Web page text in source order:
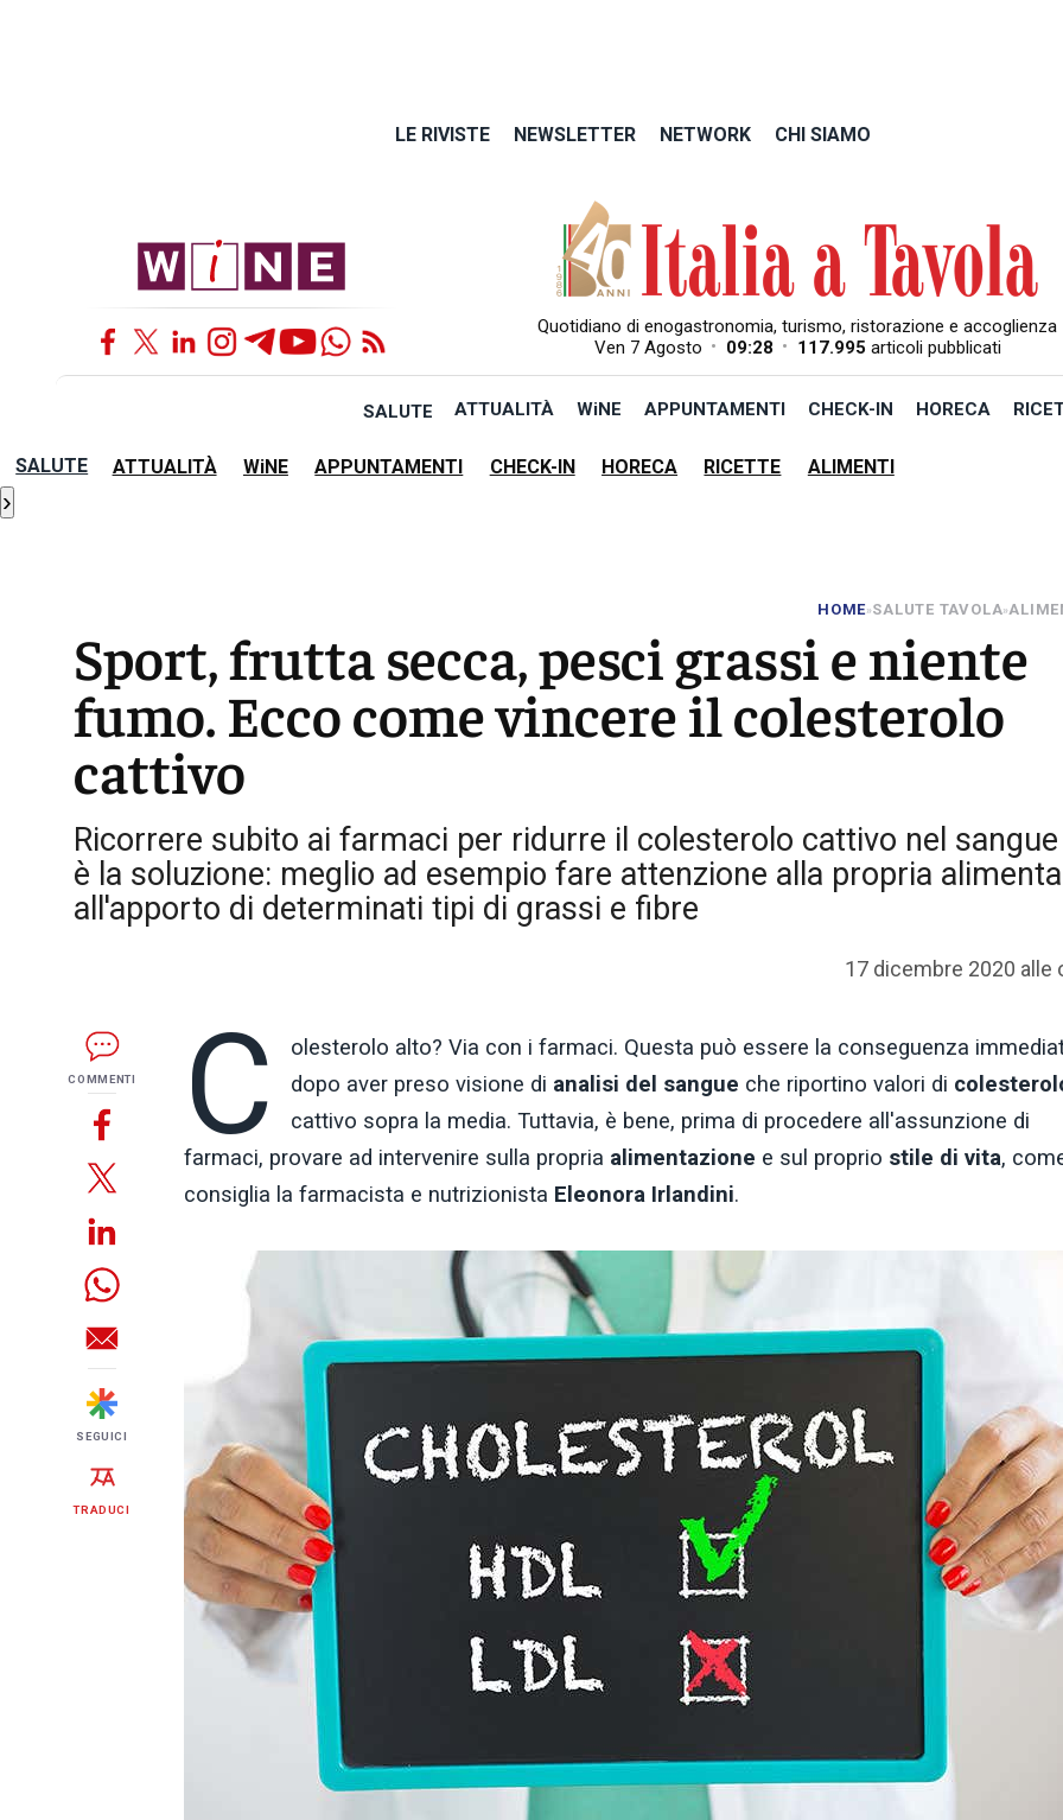
LE RIVISTE NEWSLETTER NETWORK CHI SIAMO
Quotidiano di enogastronomia, turismo, ristorazione e accoglienza
Ven 7 Agosto • 09:28 • 117.995 articoli pubblicati
SALUTE ATTUALITÀ WiNE APPUNTAMENTI CHECK-IN HORECA
SALUTE ATTUALITÀ WiNE APPUNTAMENTI CHECK-IN HORECA RICETTE ALIMENTI
›
HOME»SALUTE TAVOLA»
Sport, frutta secca, pesci grassi e niente
fumo. Ecco come vincere il colesterolo
cattivo
Ricorrere subito ai farmaci per ridurre il colesterolo cattivo nel
è la soluzione: meglio ad esempio fare attenzione alla propria
all'apporto di determinati tipi di grassi e fibre
17 dicembre 2020 alle
COMMENTI
SEGUICI
TRADUCI
C
olesterolo alto? Via con i farmaci. Questa può essere la conseguenza
dopo aver preso visione di analisi del sangue che riportino valori di
cattivo sopra la media. Tuttavia, è bene, prima di procedere all'assunzione di
farmaci, provare ad intervenire sulla propria alimentazione e sul proprio stile di vita,
consiglia la farmacista e nutrizionista Eleonora Irlandini.